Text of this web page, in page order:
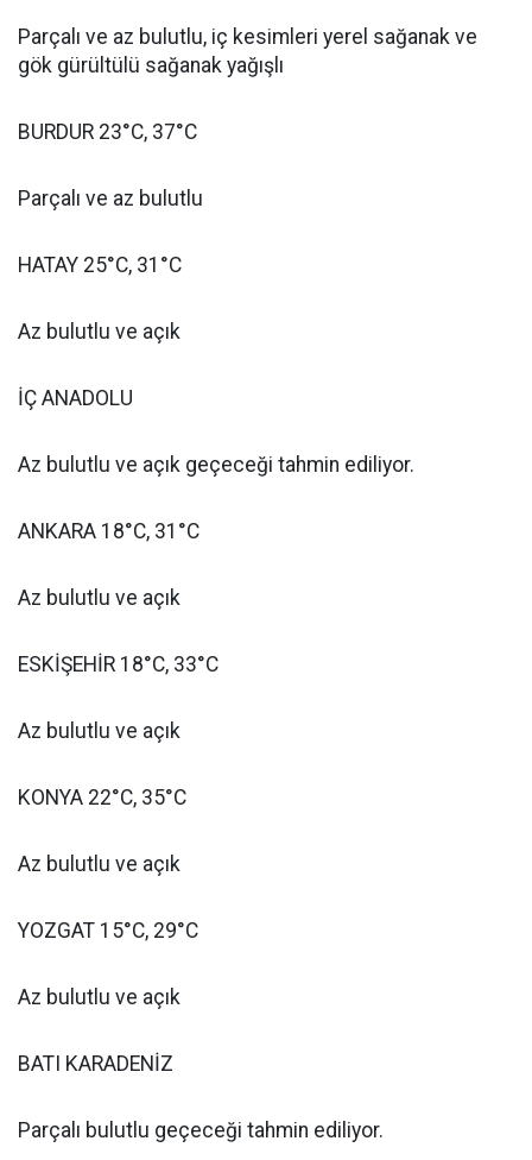
Parçalı ve az bulutlu, iç kesimleri yerel sağanak ve
gök gürültülü sağanak yağışlı
BURDUR 23°C, 37°C
Parçalı ve az bulutlu
HATAY 25°C, 31°C
Az bulutlu ve açık
İÇ ANADOLU
Az bulutlu ve açık geçeceği tahmin ediliyor.
ANKARA 18°C, 31°C
Az bulutlu ve açık
ESKİŞEHİR 18°C, 33°C
Az bulutlu ve açık
KONYA 22°C, 35°C
Az bulutlu ve açık
YOZGAT 15°C, 29°C
Az bulutlu ve açık
BATI KARADENİZ
Parçalı bulutlu geçeceği tahmin ediliyor.